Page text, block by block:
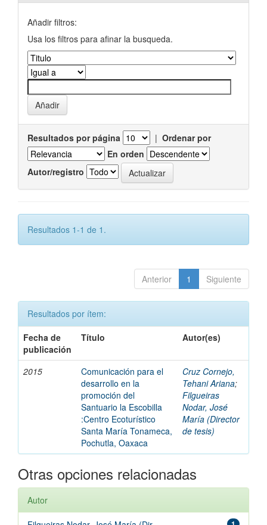
Añadir filtros:
Usa los filtros para afinar la busqueda.
Resultados por página | Ordenar por
En orden
Autor/registro
Resultados 1-1 de 1.
Anterior 1 Siguiente
Resultados por ítem:
Fecha de
publicación
Título Autor(es)
2015
Comunicación para el
desarrollo en la
promoción del
Santuario la Escobilla
:Centro Ecoturístico
Santa María Tonameca,
Pochutla, Oaxaca
Cruz Cornejo,
Tehani Ariana;
Filgueiras
Nodar, José
María (Director
de tesis)
Otras opciones relacionadas
Autor